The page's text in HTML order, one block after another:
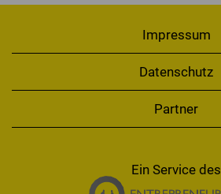
Impressum
Datenschutz
Partner
Ein Service des